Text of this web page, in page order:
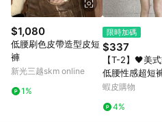
計算，並依訂單成立時間當下LINE購
8. LINE購物為購物資訊整合性平台，
如顯示之商品規格、顏色、價位、贈
頁不符，以銷售網頁標示為準。 9. 若
日期+180天以內至LINE購物客服洽
行申訴，恕無法贈點回饋。 10. 部分
用，或不適用於無回饋商品。各點數
請依點數紅包頁面規則為準。
$1,080
低腰刷色皮帶造型皮短
褲
新光三越skm online
1%
限時加碼
$337
【T-2】🖤美
低腰性感超短
牛仔褲女 深藍
蝦皮購物
4%